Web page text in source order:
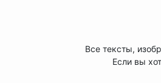
Все тексты,
Если вы